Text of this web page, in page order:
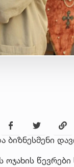
ბიზნესმენი
ოჯახის